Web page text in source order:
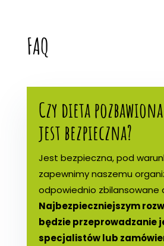
FAQ
Czy dieta
jest bezpieczna?
Jest bezpieczna, pod
zapewnimy naszemu
odpowiednio zbilansowane
Najbezpieczniejszym
będzie przeprowadzanie
specjalistów lub